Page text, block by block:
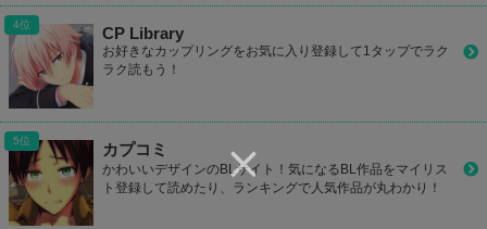
CP Library
お好きなカップリングをお気に入り登録して1タップでラク
ラク読もう！
カプコミ
かわいいデザインのBLサイト！気になるBL作品をマイリス
ト登録して読めたり、ランキングで人気作品が丸わかり！